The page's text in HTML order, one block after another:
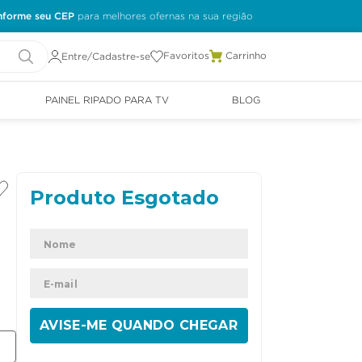
seu CEP
Entre/Cadastre-se Favoritos
PAINEL RIPADO PARA TV BLOG
ENVIAR